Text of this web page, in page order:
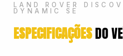
Jeep
LAND ROVER
DYNAMIC SE
ESPECIFICAÇÕESDO